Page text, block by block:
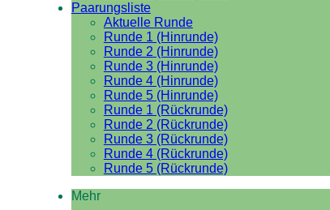
Paarungsliste
Aktuelle Runde
Runde 1 (Hinrunde)
Runde 2 (Hinrunde)
Runde 3 (Hinrunde)
Runde 4 (Hinrunde)
Runde 5 (Hinrunde)
Runde 1 (Rückrunde)
Runde 2 (Rückrunde)
Runde 3 (Rückrunde)
Runde 4 (Rückrunde)
Runde 5 (Rückrunde)
Mehr